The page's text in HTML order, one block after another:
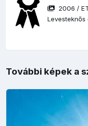
2006 /
Levesteknős
További képek a